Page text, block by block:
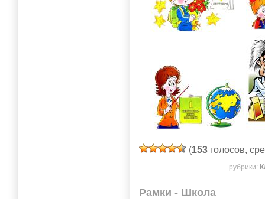
(153 голосов,
рубрики:
Рамки - Школа